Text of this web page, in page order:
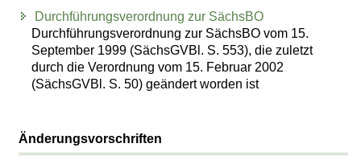
Durchführungsverordnung zur SächsBO
Durchführungsverordnung zur SächsBO vom 15.
September 1999 (SächsGVBl. S. 553), die zuletzt
durch die Verordnung vom 15. Februar 2002
(SächsGVBl. S. 50) geändert worden ist
Änderungsvorschriften